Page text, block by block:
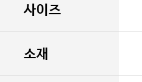
사이즈
소재